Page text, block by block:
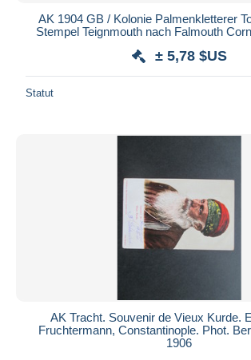
AK 1904 GB / Kolonie Palmenkletterer
Stempel Teignmouth nach Falmouth
± 5,78 $US
Statut
AK Tracht. Souvenir de Vieux Kurde.
Fruchtermann, Constantinople. Phot.
1906